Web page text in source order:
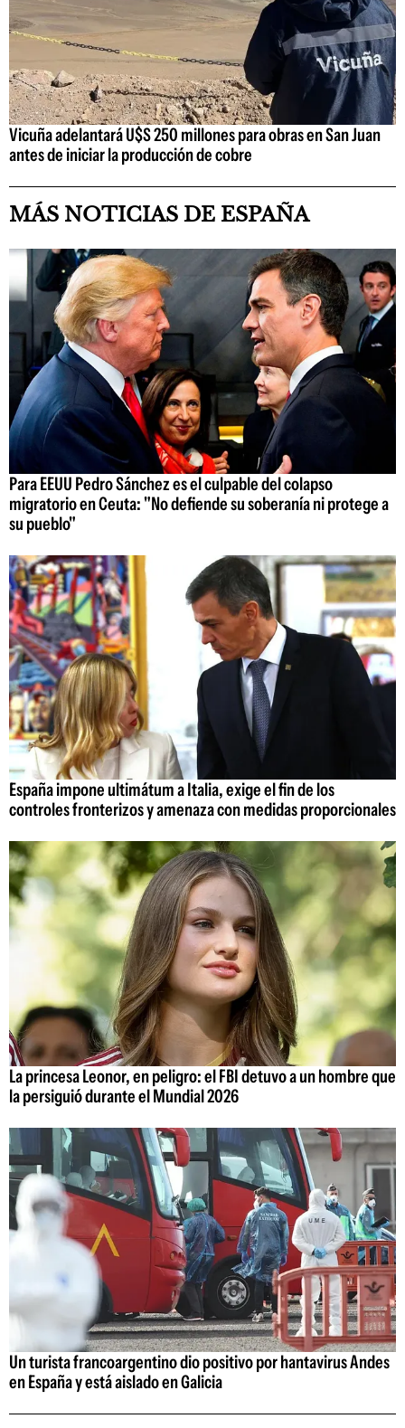
Vicuña adelantará U$S 250 millones para obras en San Juan
antes de iniciar la producción de cobre
MÁS NOTICIAS DE ESPAÑA
Para EEUU Pedro Sánchez es el culpable del colapso
migratorio en Ceuta: "No defiende su soberanía ni protege a
su pueblo"
España impone ultimátum a Italia, exige el fin de los
controles fronterizos y amenaza con medidas proporcionales
La princesa Leonor, en peligro: el FBI detuvo a un hombre que
la persiguió durante el Mundial 2026
Un turista francoargentino dio positivo por hantavirus Andes
en España y está aislado en Galicia